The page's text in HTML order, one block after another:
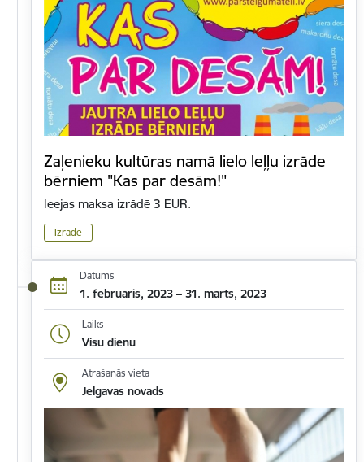
Zaļenieku kultūras namā lielo leļļu izrāde
bērniem "Kas par desām!"
Ieejas maksa izrādē 3 EUR.
Izrāde
Datums
1. februāris, 2023 – 31. marts, 2023
Laiks
Visu dienu
Atrašanās vieta
Jelgavas novads